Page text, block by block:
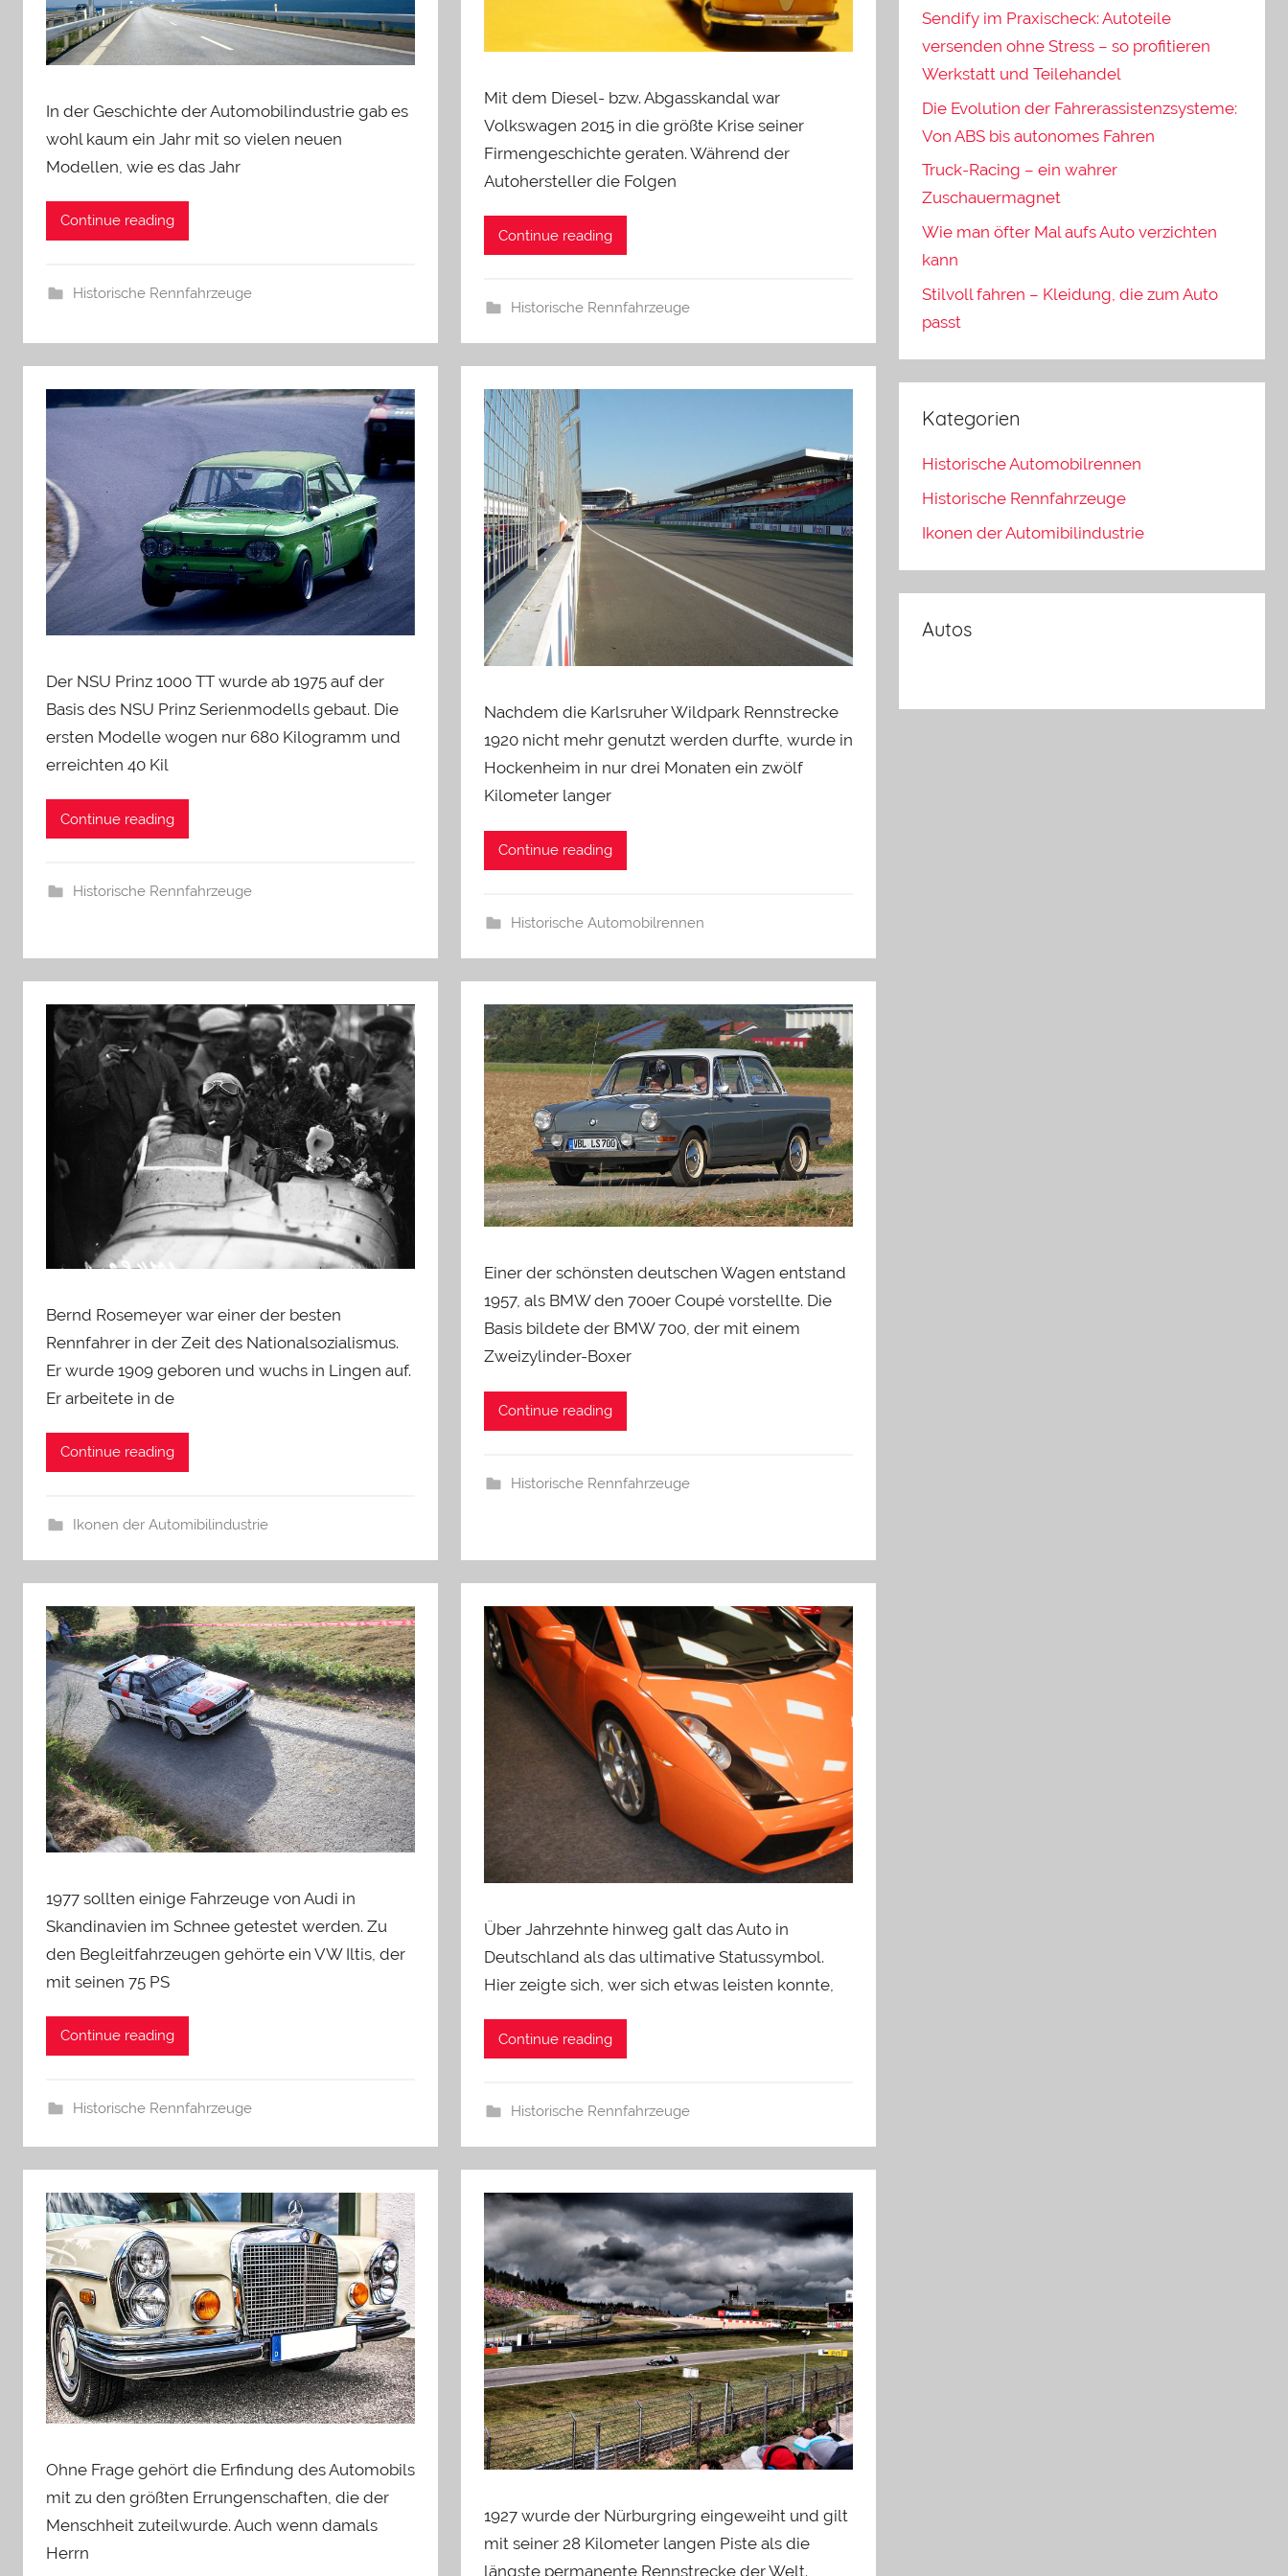
In der Geschichte der Automobilindustrie gab es
wohl kaum ein Jahr mit so vielen neuen
Modellen, wie es das Jahr
Continue reading
Historische Rennfahrzeuge
Mit dem Diesel- bzw. Abgasskandal war
Volkswagen 2015 in die größte Krise seiner
Firmengeschichte geraten. Während der
Autohersteller die Folgen
Continue reading
Historische Rennfahrzeuge
Der NSU Prinz 1000 TT wurde ab 1975 auf der
Basis des NSU Prinz Serienmodells gebaut. Die
ersten Modelle wogen nur 680 Kilogramm und
erreichten 40 Kil
Continue reading
Historische Rennfahrzeuge
Nachdem die Karlsruher Wildpark Rennstrecke
1920 nicht mehr genutzt werden durfte, wurde in
Hockenheim in nur drei Monaten ein zwölf
Kilometer langer
Continue reading
Historische Automobilrennen
Bernd Rosemeyer war einer der besten
Rennfahrer in der Zeit des Nationalsozialismus.
Er wurde 1909 geboren und wuchs in Lingen auf.
Er arbeitete in de
Continue reading
Ikonen der Automibilindustrie
Einer der schönsten deutschen Wagen entstand
1957, als BMW den 700er Coupé vorstellte. Die
Basis bildete der BMW 700, der mit einem
Zweizylinder-Boxer
Continue reading
Historische Rennfahrzeuge
1977 sollten einige Fahrzeuge von Audi in
Skandinavien im Schnee getestet werden. Zu
den Begleitfahrzeugen gehörte ein VW Iltis, der
mit seinen 75 PS
Continue reading
Historische Rennfahrzeuge
Über Jahrzehnte hinweg galt das Auto in
Deutschland als das ultimative Statussymbol.
Hier zeigte sich, wer sich etwas leisten konnte,
Continue reading
Historische Rennfahrzeuge
Ohne Frage gehört die Erfindung des Automobils
mit zu den größten Errungenschaften, die der
Menschheit zuteilwurde. Auch wenn damals
Herrn
1927 wurde der Nürburgring eingeweiht und gilt
mit seiner 28 Kilometer langen Piste als die
längste permanente Rennstrecke der Welt.
Sendify im Praxischeck: Autoteile
versenden ohne Stress – so profitieren
Werkstatt und Teilehandel
Die Evolution der Fahrerassistenzsysteme:
Von ABS bis autonomes Fahren
Truck-Racing – ein wahrer
Zuschauermagnet
Wie man öfter Mal aufs Auto verzichten
kann
Stilvoll fahren – Kleidung, die zum Auto
passt
Kategorien
Historische Automobilrennen
Historische Rennfahrzeuge
Ikonen der Automibilindustrie
Autos